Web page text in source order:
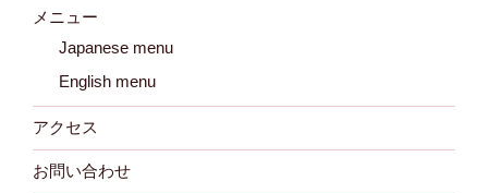
メニュー
Japanese menu
English menu
アクセス
お問い合わせ